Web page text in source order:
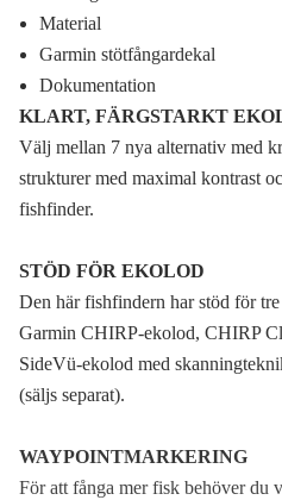
Material
Garmin stötfångardekal
Dokumentation
KLART, FÄRGSTARKT
Välj mellan 7 nya alternativ med
strukturer med maximal kontrast
fishfinder.
STÖD FÖR EKOLOD
Den här fishfindern har stöd för
Garmin CHIRP-ekolod, CHIRP
SideVü-ekolod med
(säljs separat).
WAYPOINTMARKERING
För att fånga mer fisk behöver du